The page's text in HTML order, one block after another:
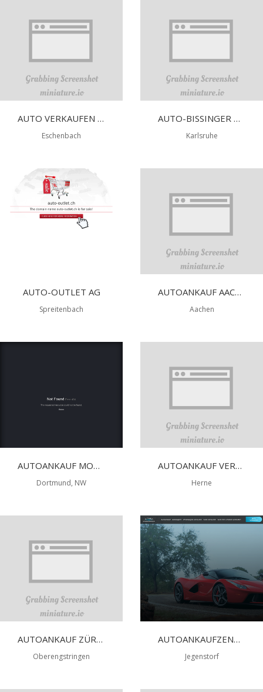
AUTO VERKAUFEN SCHWEIZ
Eschenbach
AUTO-BISSINGER GMBH
Karlsruhe
AUTO-OUTLET AG
Spreitenbach
AUTOANKAUF AACHEN
Aachen
AUTOANKAUF MOTORSCHADEN
Dortmund, NW
AUTOANKAUF VERKAUFEN EXPORT MOTORSCHADEN ANKAUF UNNFALLWAGEN ANKAUF
Herne
AUTOANKAUF ZÜRICH
Oberengstringen
AUTOANKAUFZENTRUM.CH
Jegenstorf